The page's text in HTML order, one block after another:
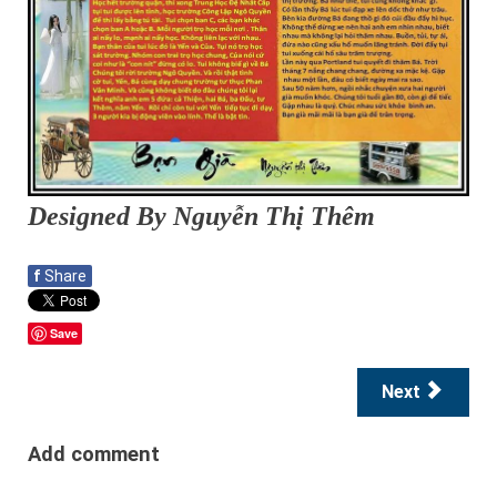
Designed By Nguyễn Thị Thêm
f Share
Save
Next
Add comment